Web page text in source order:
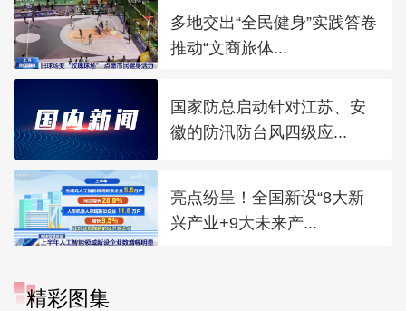
多地交出“全民健身”实践答卷
推动“文商旅体...
国家防总启动针对江苏、安
徽的防汛防台风四级应...
亮点纷呈！全国新设“8大新
兴产业+9大未来产...
精彩图集
“大地指纹”奏响夏夜文旅乐